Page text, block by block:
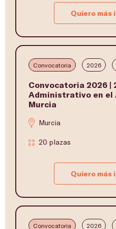
Quiero más
Convocatoria 2026
Convocatoria 2026 |
Administrativo en el
Murcia
Murcia
20 plazas
Quiero más
Convocatoria 2026